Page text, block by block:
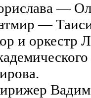
—
—
и оркестр
Вадим